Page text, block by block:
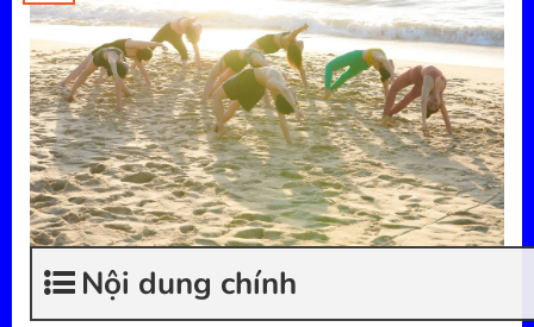
Nội dung chính